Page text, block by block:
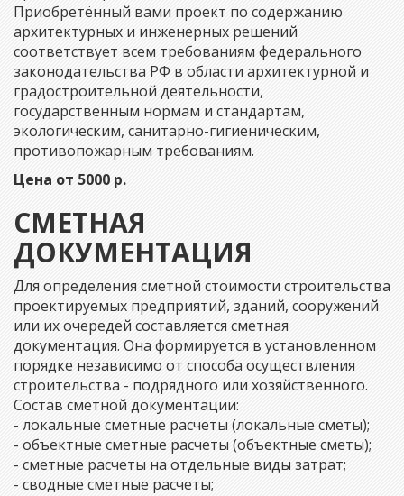
Приобретённый вами проект по содержанию
архитектурных и инженерных решений
соответствует всем требованиям федерального
законодательства РФ в области архитектурной и
градостроительной деятельности,
государственным нормам и стандартам,
экологическим, санитарно-гигиеническим,
противопожарным требованиям.
Цена от 5000 р.
СМЕТНАЯ
ДОКУМЕНТАЦИЯ
Для определения сметной стоимости строительства
проектируемых предприятий, зданий, сооружений
или их очередей составляется сметная
документация. Она формируется в установленном
порядке независимо от способа осуществления
строительства - подрядного или хозяйственного.
Состав сметной документации:
- локальные сметные расчеты (локальные сметы);
- объектные сметные расчеты (объектные сметы);
- сметные расчеты на отдельные виды затрат;
- сводные сметные расчеты;